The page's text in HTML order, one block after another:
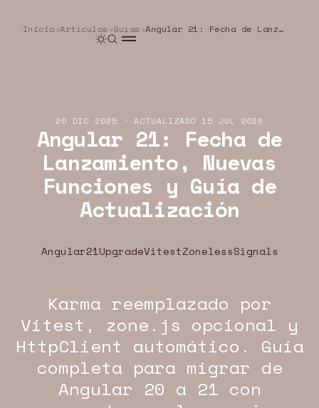
Inicio ›Artículos ›Guías › Angular 21: Fecha de Lanzamiento, Nuevas Funciones y Guía de Actualización
20 DIC 2025 ·ACTUALIZADO 15 JUL 2026
Angular 21: Fecha de
Lanzamiento, Nuevas
Funciones y Guía de
Actualización
Angular21UpgradeVitestZonelessSignals
Karma reemplazado por
Vitest, zone.js opcional y
HttpClient automático. Guía
completa para migrar de
Angular 20 a 21 con